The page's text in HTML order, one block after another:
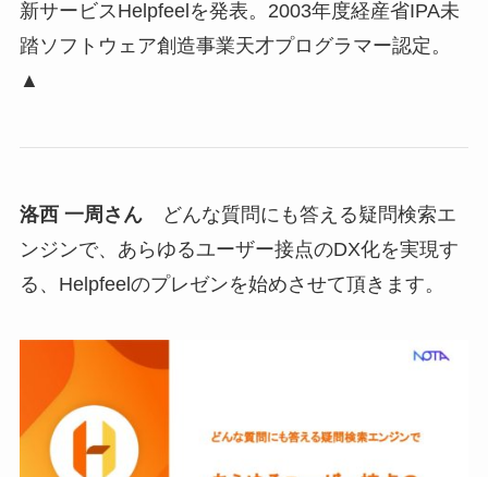
新サービスHelpfeelを発表。2003年度経産省IPA未
踏ソフトウェア創造事業天才プログラマー認定。
▲
洛西 一周さんどんな質問にも答える疑問検索エ
ンジンで、あらゆるユーザー接点のDX化を実現す
る、Helpfeelのプレゼンを始めさせて頂きます。